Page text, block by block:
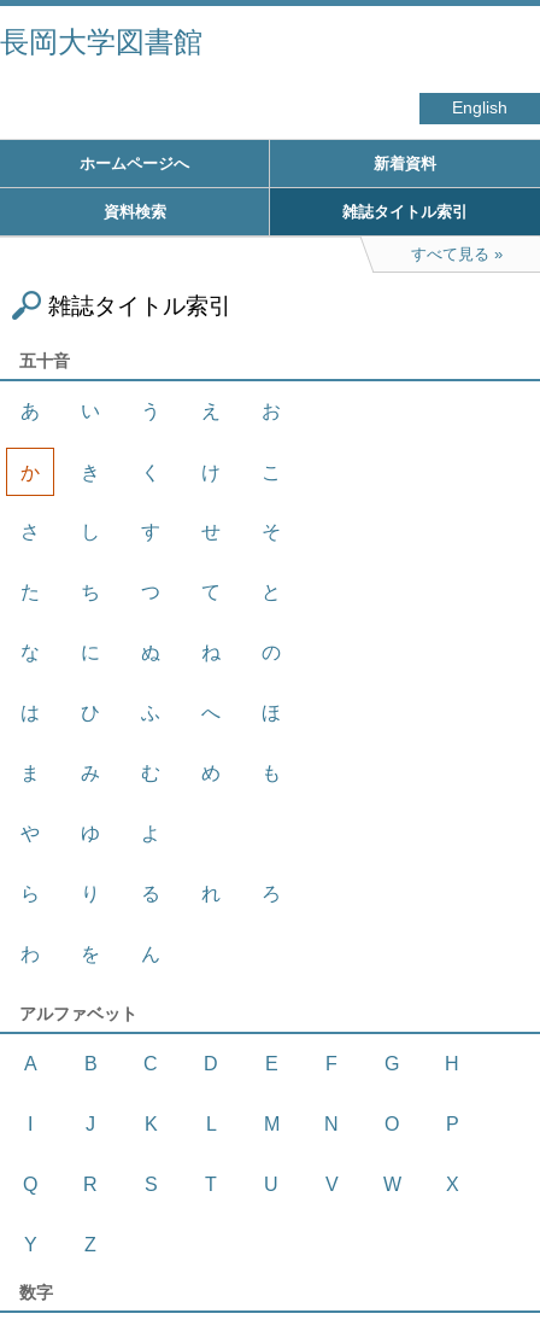
長岡大学図書館
English
ホームページへ 新着資料
資料検索 雑誌タイトル索引
すべて見る
雑誌タイトル索引
五十音
あ い う え お
か き く け こ
さ し す せ そ
た ち つ て と
な に ぬ ね の
は ひ ふ へ ほ
ま み む め も
や ゆ よ
ら り る れ ろ
わ を ん
アルファベット
A B C D E F G H
J K L M N O P
Q R S T U V W X
Y Z
数字